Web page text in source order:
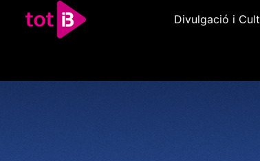
Divulgació i